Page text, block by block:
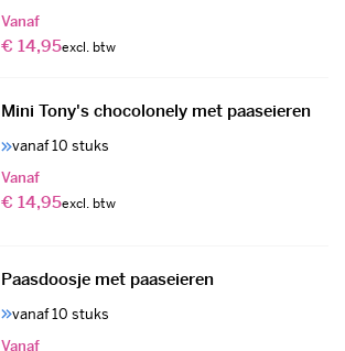
Vanaf
€ 14,95
Mini Tony's chocolonely met paaseieren
vanaf 10 stuks
Vanaf
€ 14,95
Paasdoosje met paaseieren
vanaf 10 stuks
Vanaf